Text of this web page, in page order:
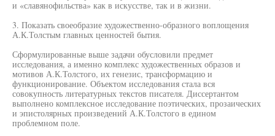
и «славянофильства» как в искусстве, так и в жизни.
3. Показать своеобразие художественно-образного воплощения
А.К.Толстым главных ценностей бытия.
Сформулированные выше задачи обусловили предмет
исследования, а именно комплекс художественных образов и
мотивов А.К.Толстого, их генезис, трансформацию и
функционирование. Объектом исследования стала вся
совокупность литературных текстов писателя. Диссертантом
выполнено комплексное исследование поэтических, прозаических
и эпистолярных произведений А.К.Толстого в едином
проблемном поле.